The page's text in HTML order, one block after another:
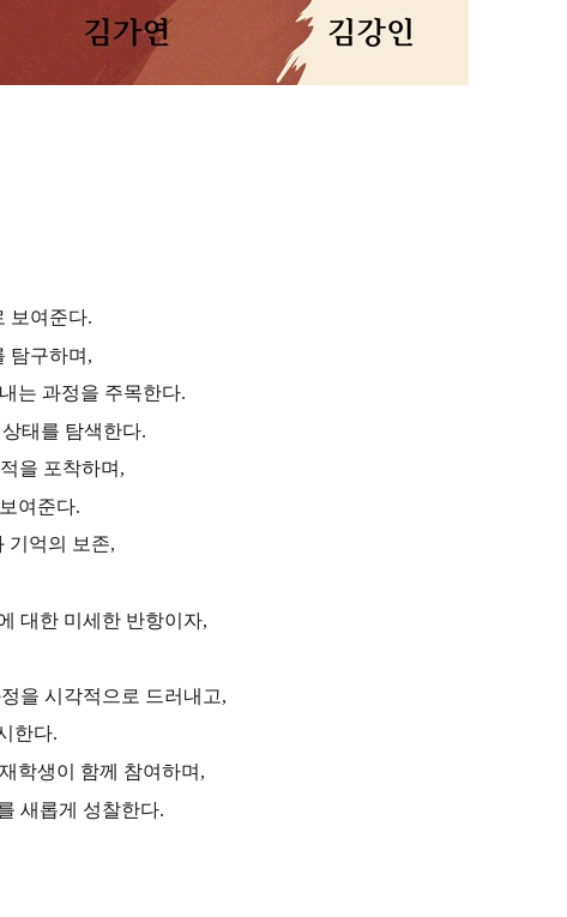
보여준다.
탐구하며,
는 과정을 주목한다.
태를 탐색한다.
을 포착하며,
여준다.
기억의 보존,
대한 미세한 반항이자,
을 시각적으로 드러내고,
한다.
학생이 함께 참여하며,
새롭게 성찰한다.